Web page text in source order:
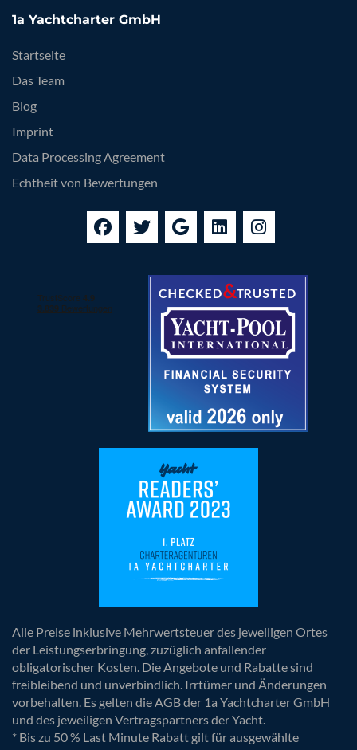
1a Yachtcharter GmbH
Startseite
Das Team
Blog
Imprint
Data Processing Agreement
Echtheit von Bewertungen
Alle Preise inklusive Mehrwertsteuer des jeweiligen Ortes
der Leistungserbringung, zuzüglich anfallender
obligatorischer Kosten. Die Angebote und Rabatte sind
freibleibend und unverbindlich. Irrtümer und Änderungen
vorbehalten. Es gelten die AGB der 1a Yachtcharter GmbH
und des jeweiligen Vertragspartners der Yacht.
* Bis zu 50 % Last Minute Rabatt gilt für ausgewählte